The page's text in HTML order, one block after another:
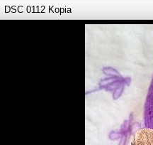
DSC 0112 Kopia